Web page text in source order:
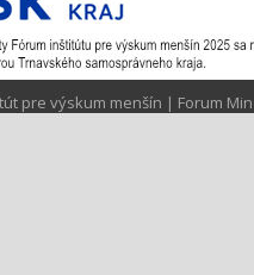
pre výskum menšín | Forum